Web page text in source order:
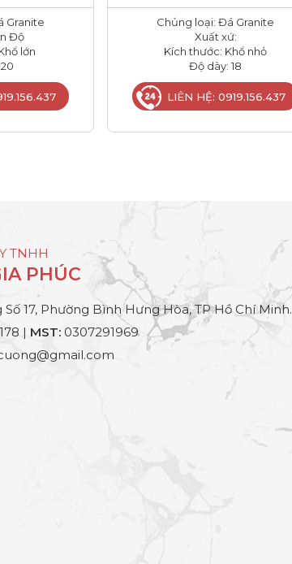
Granite
Độ
lớn
Chủng loại: Đá Granite
Xuất xứ:
Kích thước: Khổ nhỏ
Độ dày: 18
LIÊN HỆ: 0919.156.437
TNHH
PHÚC
Số 17, Phường Bình Hưng Hòa, TP Hồ Chí Minh.
| MST: 0307291969